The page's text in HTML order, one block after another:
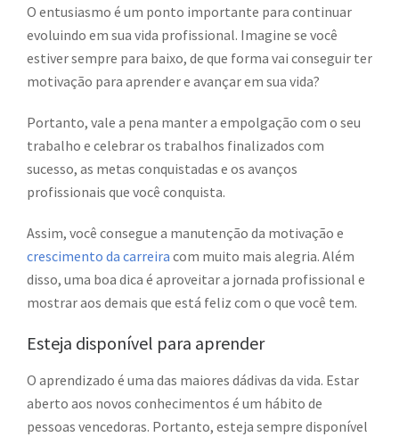
O entusiasmo é um ponto importante para continuar
evoluindo em sua vida profissional. Imagine se você
estiver sempre para baixo, de que forma vai conseguir ter
motivação para aprender e avançar em sua vida?
Portanto, vale a pena manter a empolgação com o seu
trabalho e celebrar os trabalhos finalizados com
sucesso, as metas conquistadas e os avanços
profissionais que você conquista.
Assim, você consegue a manutenção da motivação e
crescimento da carreira com muito mais alegria. Além
disso, uma boa dica é aproveitar a jornada profissional e
mostrar aos demais que está feliz com o que você tem.
Esteja disponível para aprender
O aprendizado é uma das maiores dádivas da vida. Estar
aberto aos novos conhecimentos é um hábito de
pessoas vencedoras. Portanto, esteja sempre disponível